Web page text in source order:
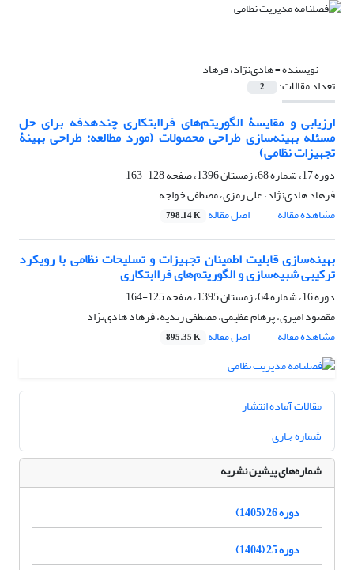
نویسنده =هادی‌نژاد، فرهاد
تعداد مقالات: 2
ارزیابی و مقایسۀ الگوریتم‌های فراابتکاری چندهدفه برای حل
مسئله بهینه‌سازی طراحی محصولات (مورد مطالعه: طراحی بهینۀ
تجهیزات نظامی)
دوره 17، شماره 68، زمستان 1396، صفحه
128-163
فرهاد هادی‌نژاد، علی رمزی، مصطفی خواجه
مشاهده مقاله
اصل مقاله 798.14 K
بهینه‌سازی قابلیت اطمینان تجهیزات و تسلیحات نظامی با رویکرد
ترکیبی شبیه‌سازی و الگوریتم‌های فراابتکاری
دوره 16، شماره 64، زمستان 1395، صفحه
125-164
مقصود امیری، پرهام عظیمی، مصطفی زندیه، فرهاد هادی‌نژاد
مشاهده مقاله
اصل مقاله 895.35 K
مقالات آماده انتشار
شماره جاری
شماره‌های پیشین نشریه
دوره 26 (1405)
دوره 25 (1404)